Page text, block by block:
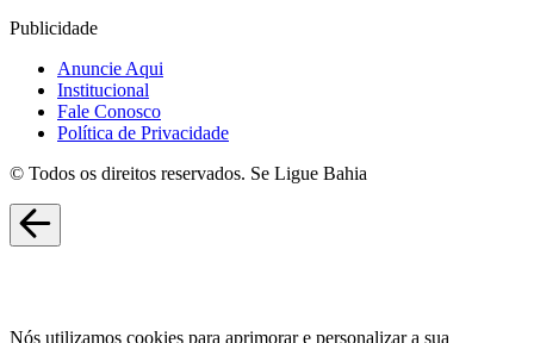
Publicidade
Anuncie Aqui
Institucional
Fale Conosco
Política de Privacidade
© Todos os direitos reservados. Se Ligue Bahia
Nós utilizamos cookies para aprimorar e personalizar a sua